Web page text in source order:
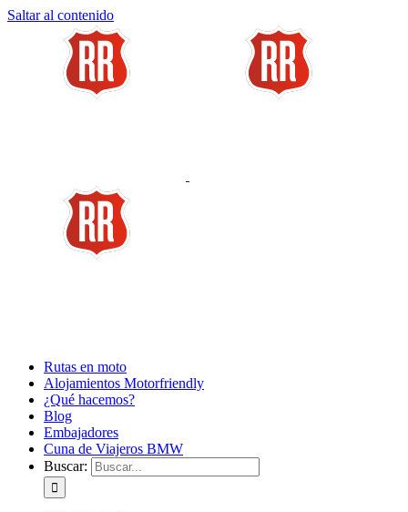
Saltar al contenido
Rutas en moto
Alojamientos Motorfriendly
¿Qué hacemos?
Blog
Embajadores
Cuna de Viajeros BMW
Buscar: